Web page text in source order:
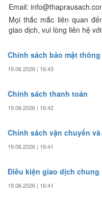
Email:
Mọi thắc mắc liên quan
giao dịch, vui lòng liên hệ
Chính sách bảo mật
19.06.2026 | 16:43
Chính sách thanh toán
19.06.2026 | 16:42
Chính sách vận chuyển
19.06.2026 | 16:41
Điều kiện giao dịch chung
19.06.2026 | 16:41